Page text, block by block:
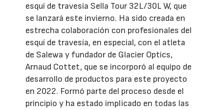
esquí de travesía Sella Tour 32L/30L W, que
se lanzará este invierno. Ha sido creada en
estrecha colaboración con profesionales del
esquí de travesía, en especial, con el atleta
de Salewa y fundador de Glacier Optics,
Arnaud Cottet, que se incorporó al equipo de
desarrollo de productos para este proyecto
en 2022. Formó parte del proceso desde el
principio y ha estado implicado en todas las